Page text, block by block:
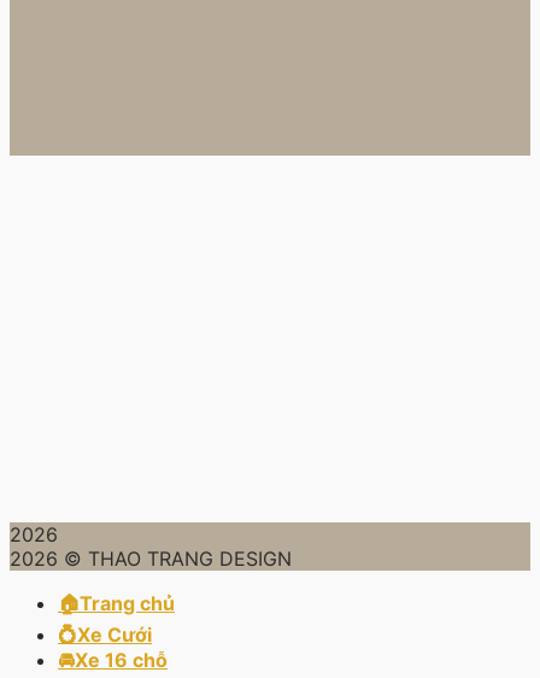
2026
2026 © THAO TRANG DESIGN
🏠Trang chủ
💍Xe Cưới
🚘Xe 16 chỗ